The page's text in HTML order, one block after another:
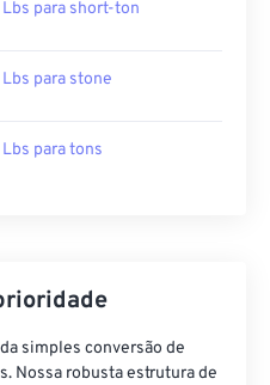
Lbs para short-ton
Lbs para stone
Lbs para tons
simples conversão de
Nossa robusta estrutura de